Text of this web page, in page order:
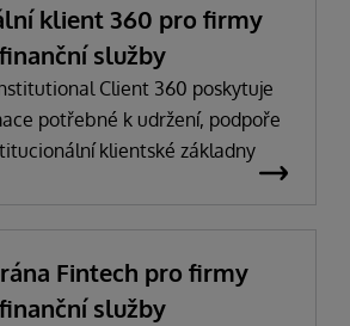
klient 360 pro firmy
služby
Client 360 poskytuje
potřebné k udržení, podpoře
klientské základny
Fintech pro firmy
služby